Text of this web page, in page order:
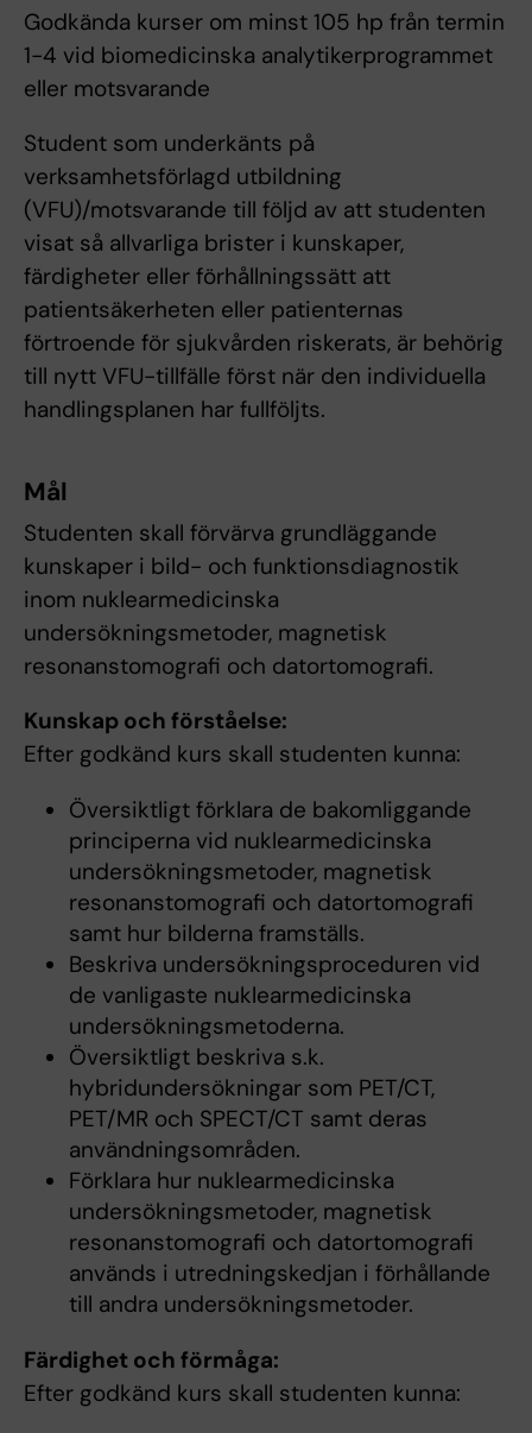
Godkända kurser om minst 105 hp från termin
1-4 vid biomedicinska analytikerprogrammet
eller motsvarande
Student som underkänts på
verksamhetsförlagd utbildning
(VFU)/motsvarande till följd av att studenten
visat så allvarliga brister i kunskaper,
färdigheter eller förhållningssätt att
patientsäkerheten eller patienternas
förtroende för sjukvården riskerats, är behörig
till nytt VFU-tillfälle först när den individuella
handlingsplanen har fullföljts.
Mål
Studenten skall förvärva grundläggande
kunskaper i bild- och funktionsdiagnostik
inom nuklearmedicinska
undersökningsmetoder, magnetisk
resonanstomografi och datortomografi.
Kunskap och förståelse:
Efter godkänd kurs skall studenten kunna:
Översiktligt förklara de bakomliggande
principerna vid nuklearmedicinska
undersökningsmetoder, magnetisk
resonanstomografi och datortomografi
samt hur bilderna framställs.
Beskriva undersökningsproceduren vid
de vanligaste nuklearmedicinska
undersökningsmetoderna.
Översiktligt beskriva s.k.
hybridundersökningar som PET/CT,
PET/MR och SPECT/CT samt deras
användningsområden.
Förklara hur nuklearmedicinska
undersökningsmetoder, magnetisk
resonanstomografi och datortomografi
används i utredningskedjan i förhållande
till andra undersökningsmetoder.
Färdighet och förmåga:
Efter godkänd kurs skall studenten kunna: